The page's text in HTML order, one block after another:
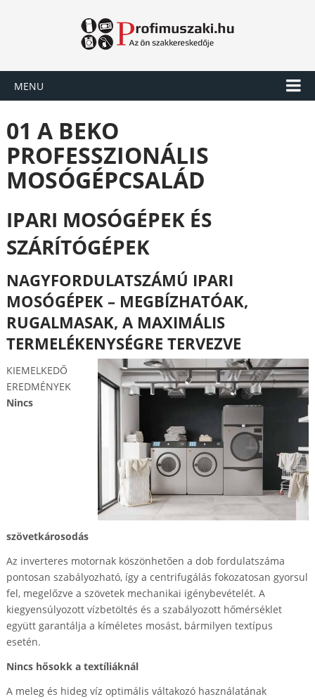
MENU
01 A BEKO
PROFESSZIONÁLIS
MOSÓGÉPCSALÁD
IPARI MOSÓGÉPEK ÉS
SZÁRÍTÓGÉPEK
NAGYFORDULATSZÁMÚ IPARI
MOSÓGÉPEK – MEGBÍZHATÓAK,
RUGALMASAK, A MAXIMÁLIS
TERMELÉKENYSÉGRE TERVEZVE
KIEMELKEDŐ
EREDMÉNYEK
Nincs
szövetkárosodás
Az inverteres motornak köszönhetően a dob fordulatszáma
pontosan szabályozható, így a centrifugálás fokozatosan gyorsul
fel, megelőzve a szövetek mechanikai igénybevételét. A
kiegyensúlyozott vízbetöltés és a szabályozott hőmérséklet
együtt garantálja a kíméletes mosást, bármilyen textípus
esetén.
Nincs hősokk a textíliáknál
A meleg és hideg víz optimális váltakozó használatának